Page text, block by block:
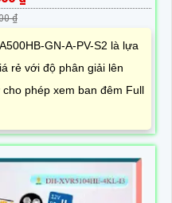
₫
GN-A-PV-S2 là lựa
rẻ với độ phân giải lên
phép xem ban đêm Full